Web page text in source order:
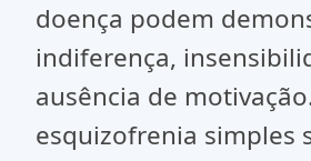
doença podem
indiferença,
ausência de
esquizofrenia simples